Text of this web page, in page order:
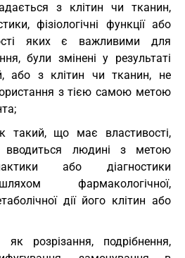
з клітин чи тканин,
фізіологічні функції або
яких є важливими для
були змінені у результаті
або з клітин чи тканин, не
з тією самою метою
такий, що має властивості,
вводиться людині з метою
або діагностики
фармакологічної,
дії його клітин або
як розрізання, подрібнення,